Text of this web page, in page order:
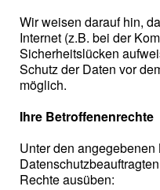
Wir weisen darauf hin,
Internet (z.B. bei der
Sicherheitslücken
Schutz der Daten vor
möglich.
Ihre Betroffenenrechte
Unter den
Rechte ausüben: